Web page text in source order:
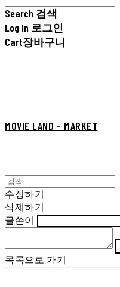
Search 검색
Log In 로그인
Cart장바구니
MOVIE LAND - MARKET
수정하기
삭제하기
글쓴이
목록으로 가기